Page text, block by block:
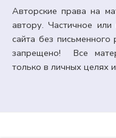
Авторские права на
автору. Частичное
сайта без
запрещено! Все
только в личных целях